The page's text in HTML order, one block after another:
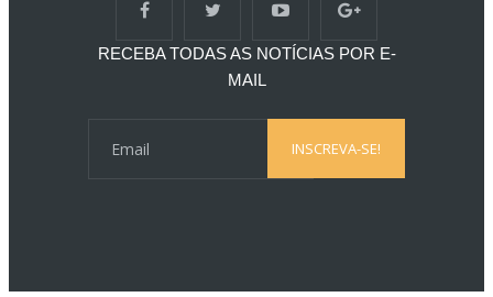
RECEBA TODAS AS NOTÍCIAS POR E-
MAIL